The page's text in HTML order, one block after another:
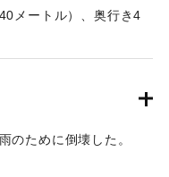
メートル）、奥行き4
は軽微だった。
（15日夕刊）】
のために倒壊した。